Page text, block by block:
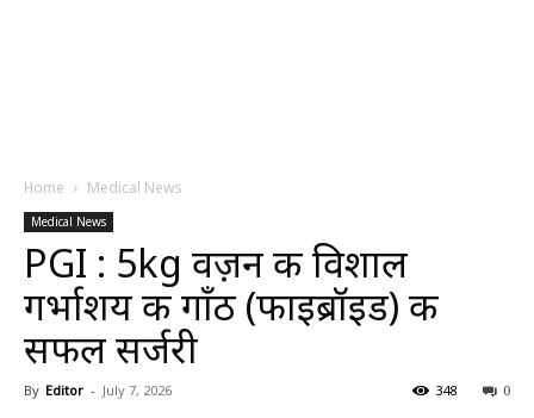
Home Medical News
Medical News
PGI : 5kg वज़न की विशाल
गर्भाशय की गाँठ (फाइब्रॉइड) की
सफल सर्जरी
By Editor - July 7, 2026 0
348